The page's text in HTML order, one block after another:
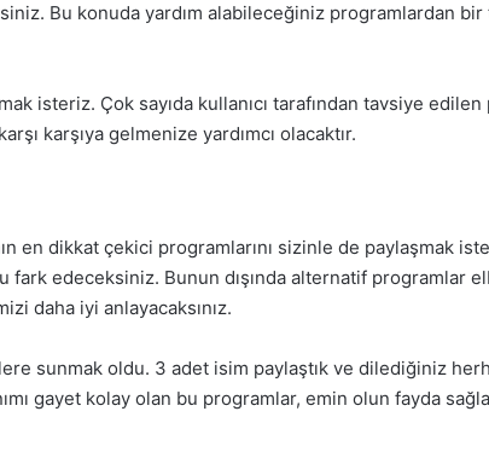
Bu konuda yardım alabileceğiniz programlardan
isteriz. Çok sayıda kullanıcı tarafından tavsiye
karşıya gelmenize yardımcı olacaktır.
en dikkat çekici programlarını sizinle de paylaşmak
edeceksiniz. Bunun dışında alternatif programlar
daha iyi anlayacaksınız.
sunmak oldu. 3 adet isim paylaştık ve dilediğiniz
gayet kolay olan bu programlar, emin olun fayda